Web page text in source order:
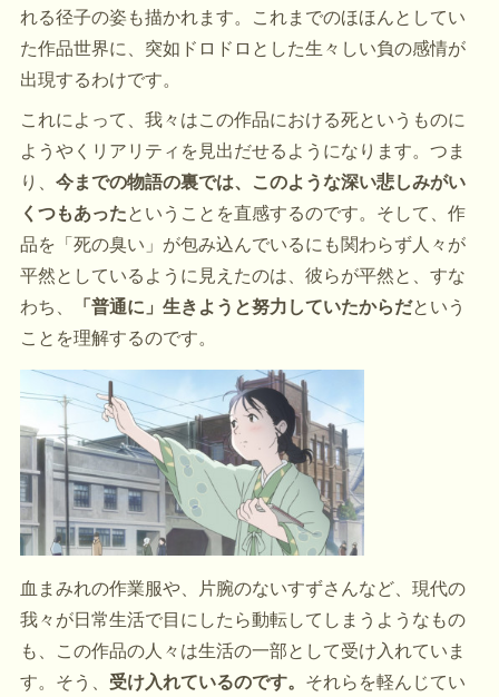
れる径子の姿も描かれます。これまでのほほんとしてい
た作品世界に、突如ドロドロとした生々しい負の感情が
出現するわけです。
これによって、我々はこの作品における死というものに
ようやくリアリティを見出だせるようになります。つま
り、今までの物語の裏では、このような深い悲しみがい
くつもあったということを直感するのです。そして、作
品を「死の臭い」が包み込んでいるにも関わらず人々が
平然としているように見えたのは、彼らが平然と、すな
わち、
「普通に」生きようと努力していたからだという
ことを理解するのです。
血まみれの作業服や、片腕のないすずさんなど、現代の
我々が日常生活で目にしたら動転してしまうようなもの
も、この作品の人々は生活の一部として受け入れていま
す。そう、 受け入れているのです。 それらを軽んじてい